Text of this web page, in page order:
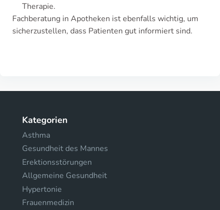
Therapie.
Fachberatung in Apotheken ist ebenfalls wichtig, um
sicherzustellen, dass Patienten gut informiert sind.
Kategorien
Asthma
Gesundheit des Mannes
Erektionsstörungen
Allgemeine Gesundheit
Hypertonie
Frauenmedizin